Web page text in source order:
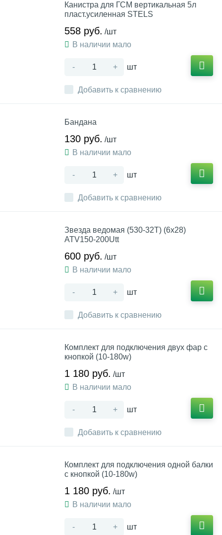
Канистра для ГСМ вертикальная 5л
пласт.усиленная STELS
558 руб. /шт
В наличии мало
- + шт
Добавить к сравнению
Бандана
130 руб. /шт
В наличии мало
- + шт
Добавить к сравнению
Звезда ведомая (530-32Т) (6х28)
ATV150-200Utt
600 руб. /шт
В наличии мало
- + шт
Добавить к сравнению
Комплект для подключения двух фар с
кнопкой (10-180w)
1 180 руб. /шт
В наличии мало
- + шт
Добавить к сравнению
Комплект для подключения одной балки
с кнопкой (10-180w)
1 180 руб. /шт
В наличии мало
- + шт